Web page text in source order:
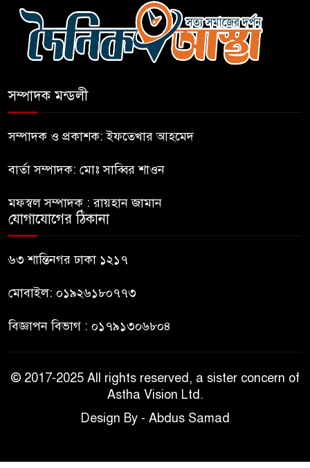
মেট্রিক টন টিয়ার শেল
মানবিক মূল্যবোধ সম্পন্ন বিচারকের
দিলেন বিএনপিতে
গুলশানে আ.লীগের ৬ কর্মী আটক
সম্পাদক মন্ডলী
সম্পাদক ও প্রকাশক: ইফতেখার আহমেদ
বার্তা সম্পাদক: মোঃ সাব্বির শাওন
মফস্বল সম্পাদক : রায়হান জামান
যোগাযোগের ঠিকানা
৬৩ শান্তিনগর ঢাকা ১২১৭
মোবাইল: ০১৯২৬১৮০৭৭৩
বিজ্ঞাপন বিভাগ : ০১৭৯১৩০৬৮০৪
© 2017-2025 All rights reserved, a sister concern of
Astha Vision Ltd.
Design By - Abdus Samad